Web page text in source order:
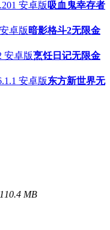
吸血鬼幸存者
暗影格斗2无限金
烹饪日记无限金
东方新世界无
110.4 MB